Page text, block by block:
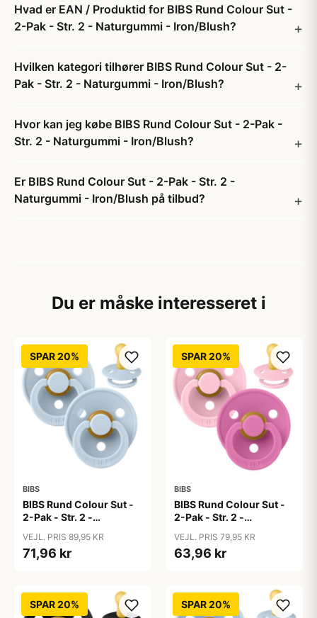
Hvad er EAN / Produktid for BIBS Rund Colour Sut -
2-Pak - Str. 2 - Naturgummi - Iron/Blush?
Hvilken kategori tilhører BIBS Rund Colour Sut - 2-
Pak - Str. 2 - Naturgummi - Iron/Blush?
Hvor kan jeg købe BIBS Rund Colour Sut - 2-Pak -
Str. 2 - Naturgummi - Iron/Blush?
Er BIBS Rund Colour Sut - 2-Pak - Str. 2 -
Naturgummi - Iron/Blush på tilbud?
Du er måske interesseret i
SPAR 20%
BIBS
BIBS Rund Colour Sut -
2-Pak - Str. 2 -
Blue/Baby Blue
VEJL. PRIS 89,95 KR
71,96 kr
SPAR 20%
BIBS
BIBS Rund Colour Sut -
2-Pak - Str. 2 -
Pink/Bubblegum
VEJL. PRIS 79,95 KR
63,96 kr
SPAR 20% SPAR 20%